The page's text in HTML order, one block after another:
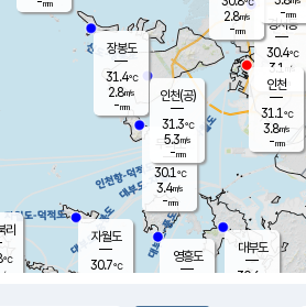
무의도
30.1℃
3.4m/s
-mm
영흥도
mm
자월도
30.7℃
장봉도
31.4℃
2.8m/s
-mm
대부도
30.6
경서동
30.4℃
3.1 m/s
-mm
2.8m/s
-mm
-mm
리
℃
m/s
인천(공)
31.3℃
5.3m/s
-mm
인천
31.1℃
3.8m/s
-mm